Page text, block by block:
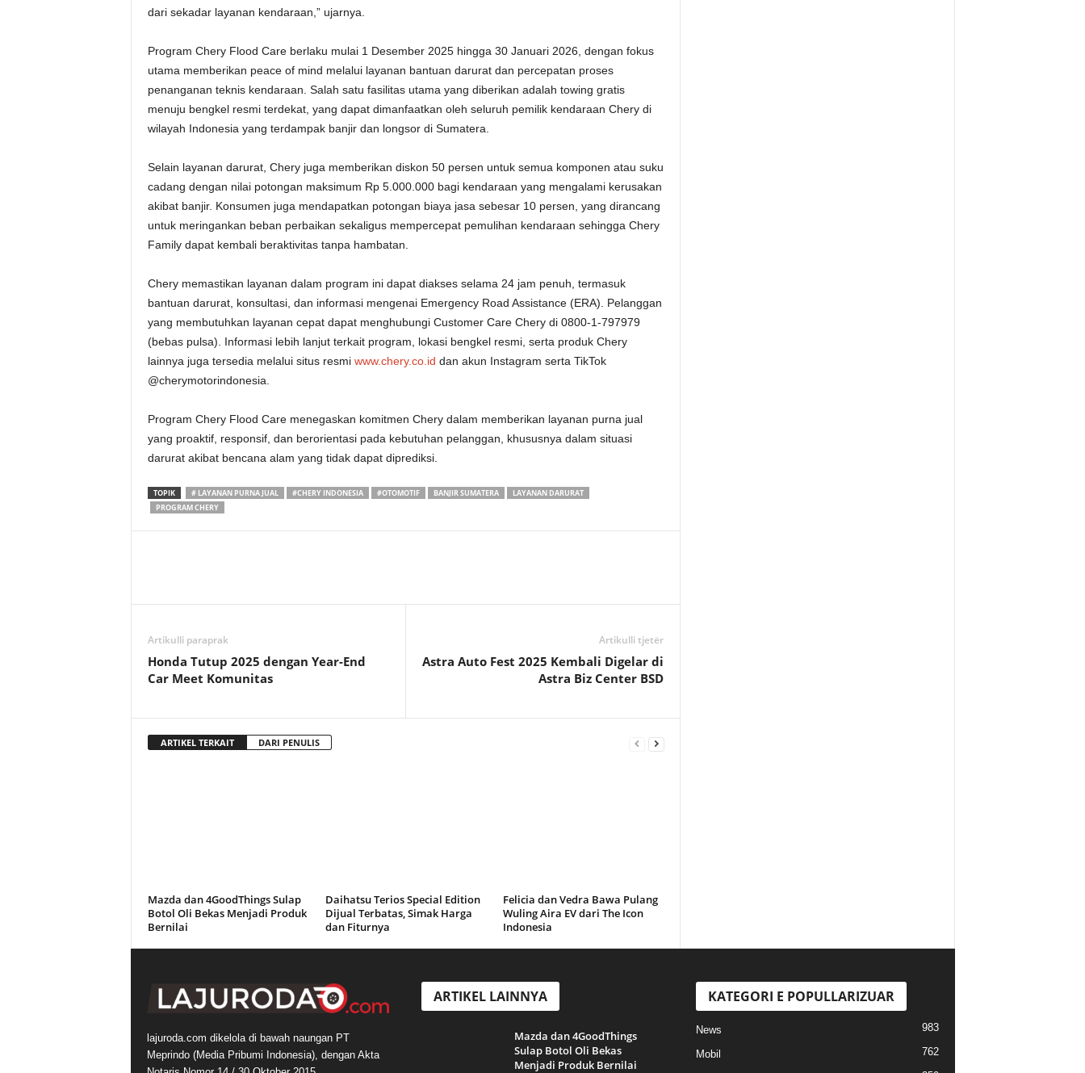
dari sekadar layanan kendaraan,” ujarnya.
Program Chery Flood Care berlaku mulai 1 Desember 2025 hingga 30 Januari 2026, dengan fokus
utama memberikan peace of mind melalui layanan bantuan darurat dan percepatan proses
penanganan teknis kendaraan. Salah satu fasilitas utama yang diberikan adalah towing gratis
menuju bengkel resmi terdekat, yang dapat dimanfaatkan oleh seluruh pemilik kendaraan Chery di
wilayah Indonesia yang terdampak banjir dan longsor di Sumatera.
Selain layanan darurat, Chery juga memberikan diskon 50 persen untuk semua komponen atau suku
cadang dengan nilai potongan maksimum Rp 5.000.000 bagi kendaraan yang mengalami kerusakan
akibat banjir. Konsumen juga mendapatkan potongan biaya jasa sebesar 10 persen, yang dirancang
untuk meringankan beban perbaikan sekaligus mempercepat pemulihan kendaraan sehingga Chery
Family dapat kembali beraktivitas tanpa hambatan.
Chery memastikan layanan dalam program ini dapat diakses selama 24 jam penuh, termasuk
bantuan darurat, konsultasi, dan informasi mengenai Emergency Road Assistance (ERA). Pelanggan
yang membutuhkan layanan cepat dapat menghubungi Customer Care Chery di 0800-1-797979
(bebas pulsa). Informasi lebih lanjut terkait program, lokasi bengkel resmi, serta produk Chery
lainnya juga tersedia melalui situs resmi www.chery.co.id dan akun Instagram serta TikTok
@cherymotorindonesia.
Program Chery Flood Care menegaskan komitmen Chery dalam memberikan layanan purna jual
yang proaktif, responsif, dan berorientasi pada kebutuhan pelanggan, khususnya dalam situasi
darurat akibat bencana alam yang tidak dapat diprediksi.
TOPIK # LAYANAN PURNA JUAL #CHERY INDONESIA #OTOMOTIF BANJIR SUMATERA
LAYANAN DARURAT
PROGRAM CHERY
Artikulli paraprak
Honda Tutup 2025 dengan Year-End
Car Meet Komunitas
Artikulli tjetër
Astra Auto Fest 2025 Kembali Digelar di
Astra Biz Center BSD
ARTIKEL TERKAIT DARI PENULIS
Mazda dan 4GoodThings Sulap
Botol Oli Bekas Menjadi Produk
Bernilai
Daihatsu Terios Special Edition
Dijual Terbatas, Simak Harga
dan Fiturnya
Felicia dan Vedra Bawa Pulang
Wuling Aira EV dari The Icon
Indonesia
lajuroda.com dikelola di bawah naungan PT
Meprindo (Media Pribumi Indonesia), dengan Akta
ARTIKEL LAINNYA
Mazda dan 4GoodThings
Sulap Botol Oli Bekas
Menjadi Produk Bernilai
KATEGORI E POPULLARIZUAR
News 983
Mobil 762